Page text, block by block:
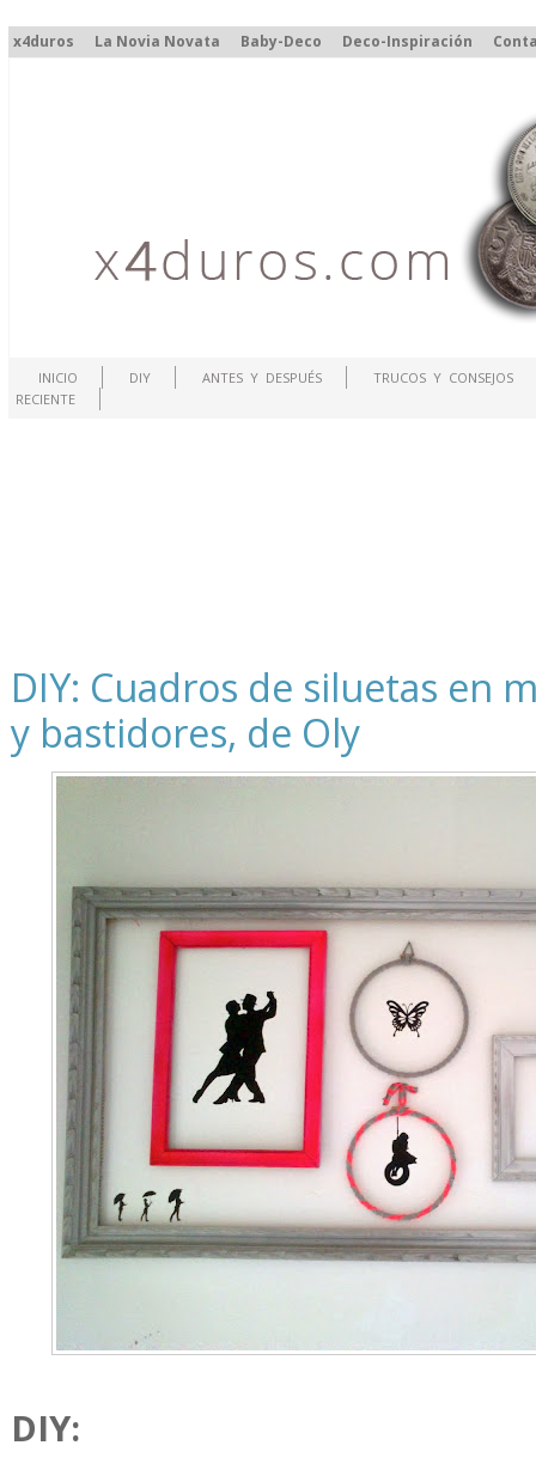
x4duros La Novia Novata Baby-Deco Deco-Inspiración
INICIO DIY ANTES Y DESPUÉS
TRUCOS Y CONSEJOS
RECIENTE
DIY: Cuadros de siluetas en
y bastidores, de Oly
DIY: